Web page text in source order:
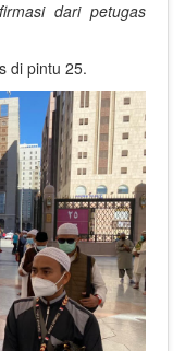
dari petugas
di pintu 25.